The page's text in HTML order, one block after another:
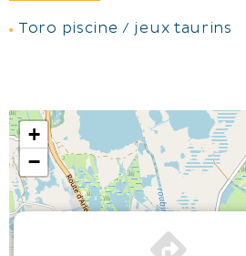
Toro piscine / jeux taurins
+
−